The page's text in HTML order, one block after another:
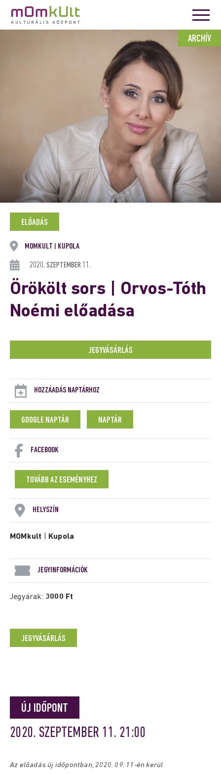
ARCHÍV
ELŐADÁS
MOMKULT KUPOLA
2020. SZEPTEMBER 11.
Örökölt sors | Orvos-Tóth
Noémi előadása
JEGYVÁSÁRLÁS
HOZZÁADÁS NAPTÁRHOZ
GOOGLE NAPTÁR NAPTÁR
FACEBOOK
TOVÁBB AZ ESEMÉNYHEZ
HELYSZÍN
MOMkult Kupola
JEGYINFORMÁCIÓK
Jegyárak: 3000 Ft
JEGYVÁSÁRLÁS
ÚJ IDŐPONT
2020. SZEPTEMBER 11. 21:00
Az előadás új időpontban, 2020. 09. 11-én kerül